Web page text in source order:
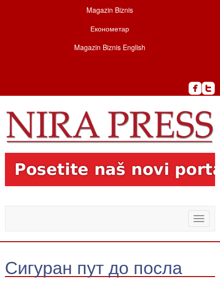
Magazin Biznis
Економетар
Magazin Biznis English
Toggle
Сигуран пут до посла